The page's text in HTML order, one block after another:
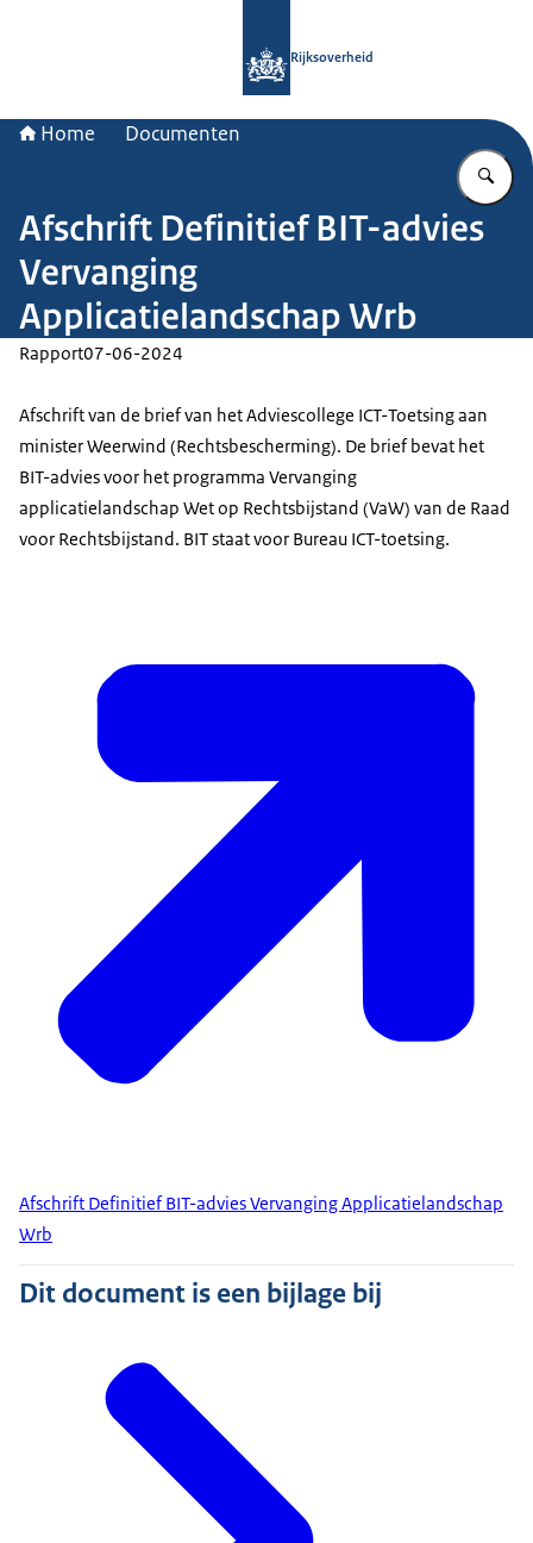
Rijksoverheid
Home Documenten
Afschrift Definitief BIT-advies
Vervanging
Applicatielandschap Wrb
Rapport07-06-2024
Afschrift van de brief van het Adviescollege ICT-Toetsing aan
minister Weerwind (Rechtsbescherming). De brief bevat het
BIT-advies voor het programma Vervanging
applicatielandschap Wet op Rechtsbijstand (VaW) van de Raad
voor Rechtsbijstand. BIT staat voor Bureau ICT-toetsing.
Afschrift Definitief BIT-advies Vervanging Applicatielandschap
Wrb
Dit document is een bijlage bij